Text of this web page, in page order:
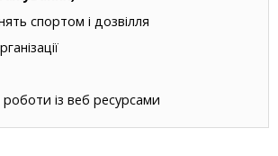
спортом і дозвілля
роботи із веб ресурсами